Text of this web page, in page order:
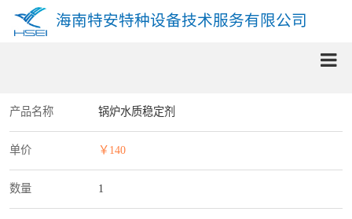
海南特安特种设备技术服务有限公司
产品名称 锅炉水质稳定剂
单价 ￥140
数量